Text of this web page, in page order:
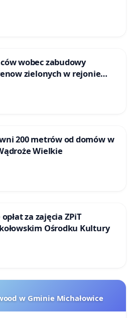
wobec zabudowy
zielonych w rejonie
w Bielsku-Białej
200 metrów od domów w
Wielkie
za zajęcia ZPiT
Ośrodku Kultury
w Gminie Michałowice